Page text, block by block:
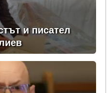
и писател